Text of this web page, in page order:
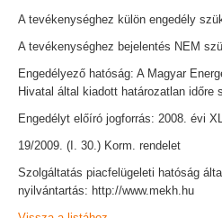
A tevékenységhez külön engedély
A tevékenységhez bejelentés NEM
Engedélyező hatóság: A Magyar
Hivatal által kiadott határozatlan időre
Engedélyt előíró jogforrás: 2008. évi
19/2009. (I. 30.) Korm. rendelet
Szolgáltatás piacfelügeleti hatóság
nyilvántartás: http://www.mekh.hu